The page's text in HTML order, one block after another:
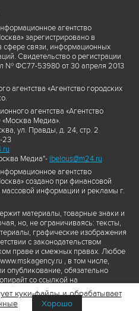
агентство
зарегистрировано в
сфере связи, информационных
Свидетельство о регистрации
№ ФС77-53980 от 30 апреля 2013
агентства «Агентство городских
агентства «Агентство
«Москва Медиа».
ул. Правды, д. 24, стр. 2
23
Медиа"- ibelous@m24.ru
агентство
создано при финансовой
информации и рекламы г.
материалы, товарные знаки и
но, не ограничиваясь: тексты,
графические изображения
с законодательством
праве и смежных правах. Любое
, в том числе,
опубликование, обязательно
со ссылкой на
а также гиперссылкой на сайт
информации. Переработка
не допускается.
куки-файлы и обрабатывает
Хорошо